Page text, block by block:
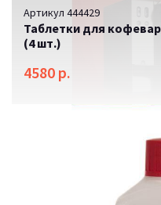
Артикул 444429
Таблетки для
(4 шт.)
4580 р.